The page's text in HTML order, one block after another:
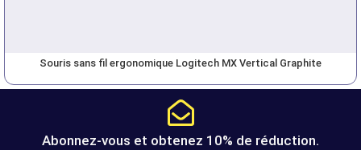
Souris sans fil ergonomique Logitech MX Vertical Graphite
Abonnez-vous et obtenez 10% de réduction.